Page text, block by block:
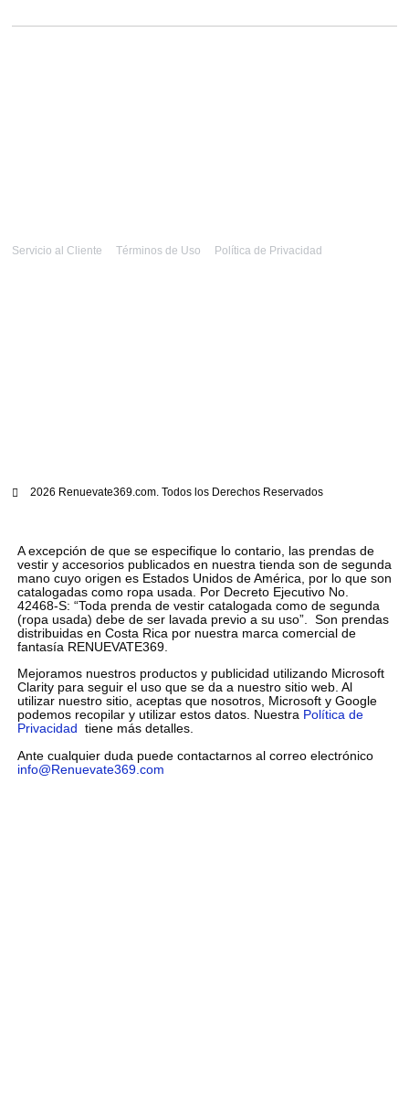
2026 Renuevate369.com. Todos los Derechos Reservados
Servicio al Cliente Términos de Uso Política de Privacidad
A excepción de que se especifique lo contario, las prendas de
vestir y accesorios publicados en nuestra tienda son de segunda
mano cuyo origen es Estados Unidos de América, por lo que son
catalogadas como ropa usada. Por Decreto Ejecutivo No.
42468-S: “Toda prenda de vestir catalogada como de segunda
(ropa usada) debe de ser lavada previo a su uso”. Son prendas
distribuidas en Costa Rica por nuestra marca comercial de
fantasía RENUEVATE369.
Mejoramos nuestros productos y publicidad utilizando Microsoft
Clarity para seguir el uso que se da a nuestro sitio web. Al
utilizar nuestro sitio, aceptas que nosotros, Microsoft y Google
podemos recopilar y utilizar estos datos. Nuestra Política de
Privacidad tiene más detalles.
Ante cualquier duda puede contactarnos al correo electrónico
info@Renuevate369.com